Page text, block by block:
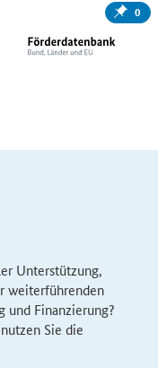
0
Unterstützung,
weiterführenden
und Finanzierung?
Sie die